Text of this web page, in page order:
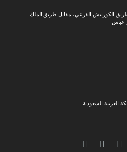
– طريق الكورنيش الفرعي، مقابل طريق الملك
عباس.